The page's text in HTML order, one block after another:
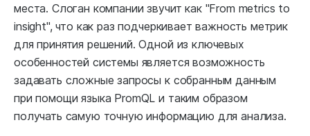
места. Слоган компании звучит как "From metrics to
insight", что как раз подчеркивает важность метрик
для принятия решений. Одной из ключевых
особенностей системы является возможность
задавать сложные запросы к собранным данным
при помощи языка PromQL и таким образом
получать самую точную информацию для анализа.